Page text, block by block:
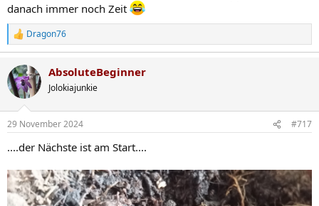
danach immer noch Zeit
R
e
k
t
i
e
:
Dragon76
AbsoluteBeginner
Jolokiajunkie
29 November 2024 #717
....der Nächste ist am Start....